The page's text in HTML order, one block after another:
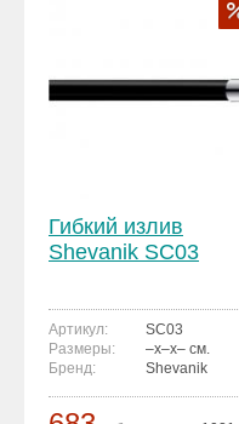
Гибкий излив
Shevanik SC03
Артикул:
SC03
Размеры:
–x–x– см.
Бренд:
Shevanik